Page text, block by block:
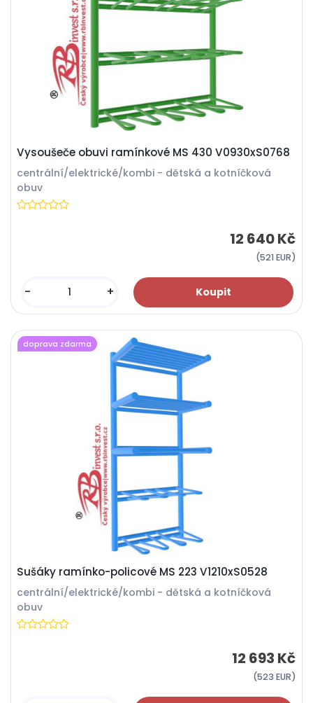
Vysoušeče obuvi ramínkové MS 430 V0930xS0768
centrální/elektrické/kombi - dětská a kotníčková
obuv
12 640 Kč
(521 EUR)
- +
Sušáky ramínko-policové MS 223 V1210xS0528
centrální/elektrické/kombi - dětská a kotníčková
obuv
12 693 Kč
(523 EUR)
doprava zdarma